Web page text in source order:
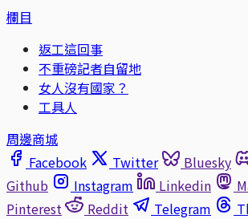
欄目
返工這回事
不重磅記者自留地
女人沒有國家？
工具人
周邊商城
Facebook
Twitter Bluesky
Github
Instagram Linkedin
Pinterest
Reddit Telegram